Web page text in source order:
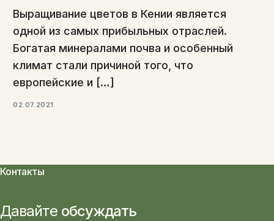
Выращивание цветов в Кении является
одной из самых прибыльных отраслей.
Богатая минералами почва и особенный
климат стали причиной того, что
европейские и […]
02.07.2021
Контакты
Давайте обсуждать